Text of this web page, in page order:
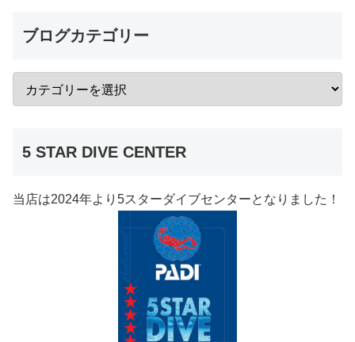
ブログカテゴリー
5 STAR DIVE CENTER
当店は2024年より5スターダイブセンターとなりました！